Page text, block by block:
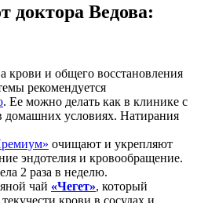
доктора Ведова:
крови и общего восстановления
рекомендуется
. Ее можно делать как в клинике с
домашних условиях. Натирания
очищают и укрепляют
эндотелия и кровообращение.
2 раза в неделю.
чай «Чегет», который